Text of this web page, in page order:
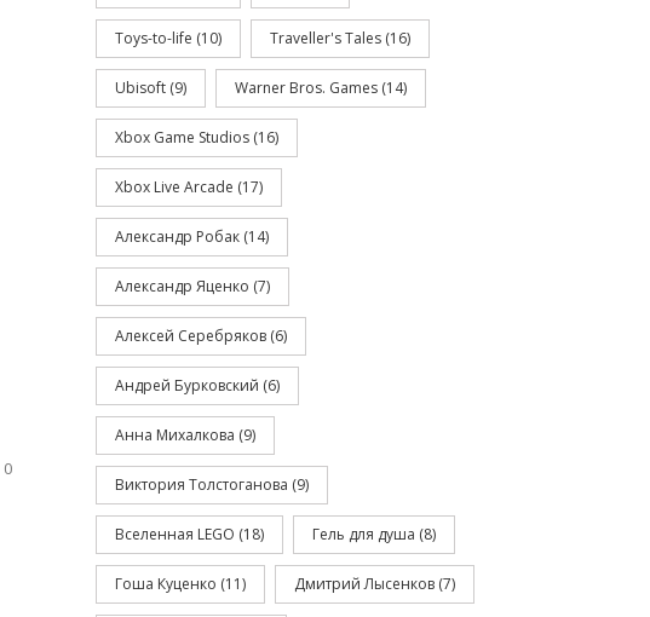
0
Toys-to-life (10) Traveller's Tales (16)
Ubisoft (9) Warner Bros. Games (14)
Xbox Game Studios (16)
Xbox Live Arcade (17)
Александр Робак (14)
Александр Яценко (7)
Алексей Серебряков (6)
Андрей Бурковский (6)
Анна Михалкова (9)
Виктория Толстоганова (9)
Вселенная LEGO (18) Гель для душа (8)
Гоша Куценко (11) Дмитрий Лысенков (7)